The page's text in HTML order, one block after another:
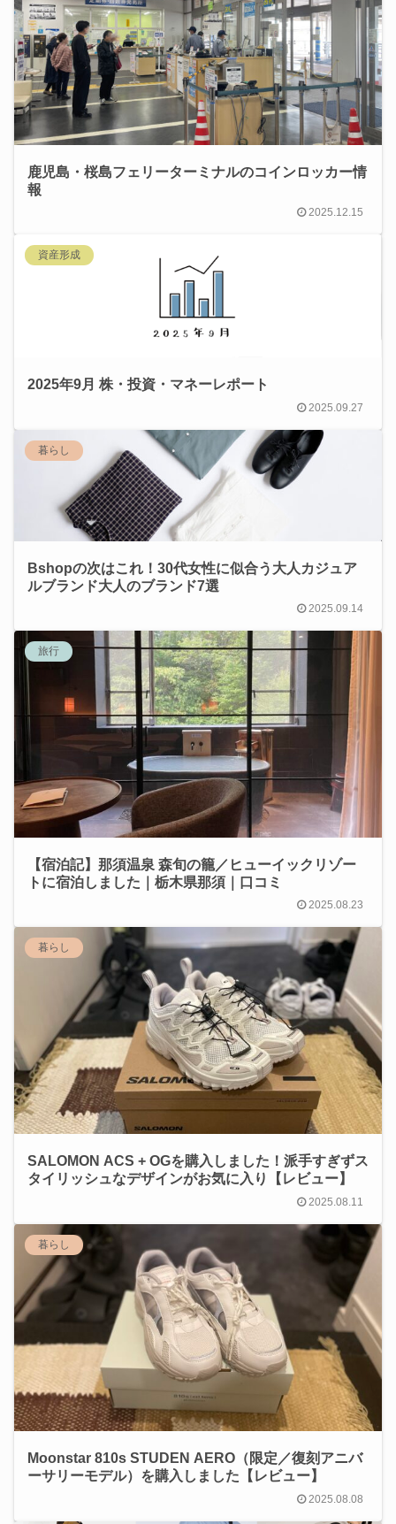
鹿児島・桜島フェリーターミナルのコインロッカー情
報
2025.12.15
資産形成
2025年9月 株・投資・マネーレポート
2025.09.27
暮らし
Bshopの次はこれ！30代女性に似合う大人カジュア
ルブランド大人のブランド7選
2025.09.14
旅行
【宿泊記】那須温泉 森旬の籠／ヒューイックリゾー
トに宿泊しました｜栃木県那須｜口コミ
2025.08.23
暮らし
SALOMON ACS + OGを購入しました！派手すぎずス
タイリッシュなデザインがお気に入り【レビュー】
2025.08.11
暮らし
Moonstar 810s STUDEN AERO（限定／復刻アニバ
ーサリーモデル）を購入しました【レビュー】
2025.08.08